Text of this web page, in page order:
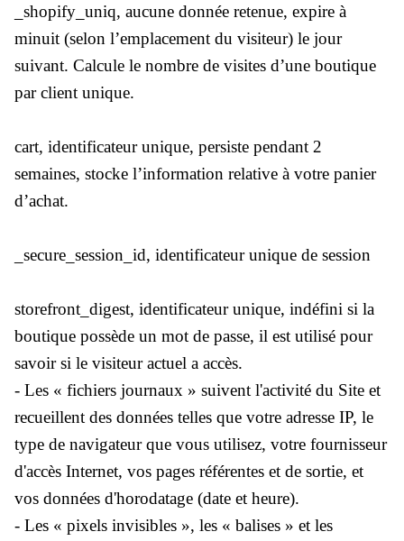
_shopify_uniq, aucune donnée retenue, expire à
minuit (selon l’emplacement du visiteur) le jour
suivant. Calcule le nombre de visites d’une boutique
par client unique.
cart, identificateur unique, persiste pendant 2
semaines, stocke l’information relative à votre panier
d’achat.
_secure_session_id, identificateur unique de session
storefront_digest, identificateur unique, indéfini si la
boutique possède un mot de passe, il est utilisé pour
savoir si le visiteur actuel a accès.
- Les « fichiers journaux » suivent l'activité du Site et
recueillent des données telles que votre adresse IP, le
type de navigateur que vous utilisez, votre fournisseur
d'accès Internet, vos pages référentes et de sortie, et
vos données d'horodatage (date et heure).
- Les « pixels invisibles », les « balises » et les